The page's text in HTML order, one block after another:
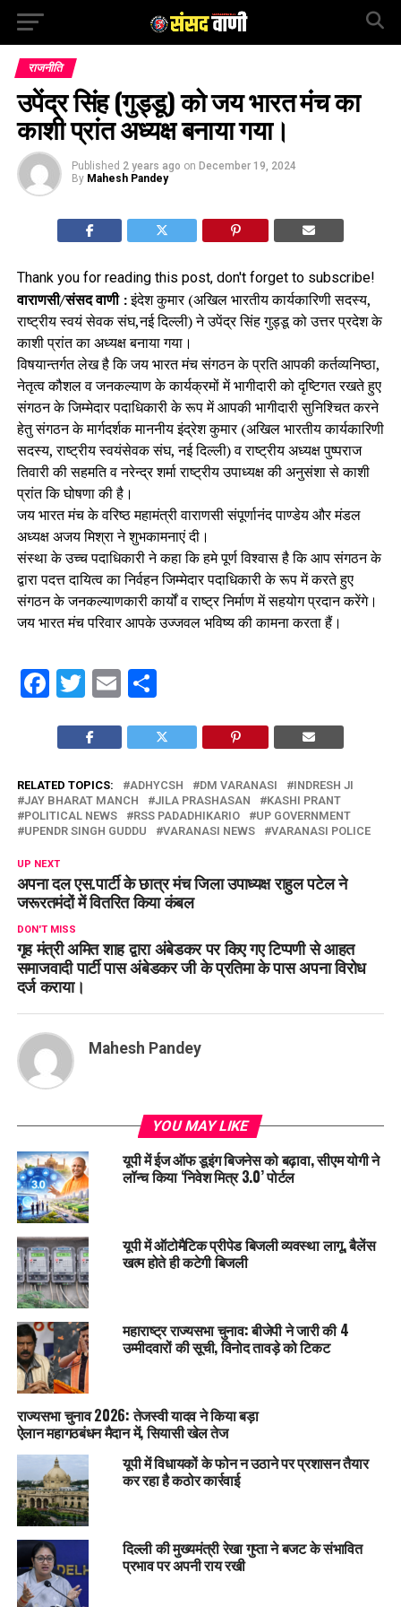
राजनीति
उपेंद्र सिंह (गुड्डू) को जय भारत मंच का
काशी प्रांत अध्यक्ष बनाया गया।
Published 2 years ago on December 19, 2024
By Mahesh Pandey
Thank you for reading this post, don't forget to subscribe!
वाराणसी/संसद वाणी :इंदेश कुमार (अखिल भारतीय कार्यकारिणी सदस्य,
राष्ट्रीय स्वयं सेवक संघ,नई दिल्ली) ने उपेंद्र सिंह गुड्डू को उत्तर प्रदेश के
काशी प्रांत का अध्यक्ष बनाया गया।
विषयान्तर्गत लेख है कि जय भारत मंच संगठन के प्रति आपकी कर्तव्यनिष्ठा,
नेतृत्व कौशल व जनकल्याण के कार्यक्रमों में भागीदारी को दृष्टिगत रखते हुए
संगठन के जिम्मेदार पदाधिकारी के रूप में आपकी भागीदारी सुनिश्चित करने
हेतु संगठन के मार्गदर्शक माननीय इंद्रेश कुमार (अखिल भारतीय कार्यकारिणी
सदस्य, राष्ट्रीय स्वयंसेवक संघ, नई दिल्ली) व राष्ट्रीय अध्यक्ष पुष्पराज
तिवारी की सहमति व नरेन्द्र शर्मा राष्ट्रीय उपाध्यक्ष की अनुसंशा से काशी
प्रांत कि घोषणा की है।
जय भारत मंच के वरिष्ठ महामंत्री वाराणसी संपूर्णानंद पाण्डेय और मंडल
अध्यक्ष अजय मिश्रा ने शुभकामनाएं दी।
संस्था के उच्च पदाधिकारी ने कहा कि हमे पूर्ण विश्वास है कि आप संगठन के
द्वारा पदत्त दायित्व का निर्वहन जिम्मेदार पदाधिकारी के रूप में करते हुए
संगठन के जनकल्याणकारी कार्यों व राष्ट्र निर्माण में सहयोग प्रदान करेंगे।
जय भारत मंच परिवार आपके उज्जवल भविष्य की कामना करता हैं।
Facebook
Twitter
EmailShare
RELATED TOPICS: ADHYCSH DM VARANASI
INDRESH JI
JAY BHARAT MANCH
JILA PRASHASAN
KASHI PRANT
POLITICAL NEWS
RSS PADADHIKARIO
UP GOVERNMENT
UPENDR SINGH GUDDU
VARANASI NEWS VARANASI POLICE
UP NEXT
अपना दल एस.पार्टी के छात्र मंच जिला उपाध्यक्ष राहुल पटेल ने
जरूरतमंदों में वितरित किया कंबल
DON'T MISS
गृह मंत्री अमित शाह द्वारा अंबेडकर पर किए गए टिप्पणी से आहत
समाजवादी पार्टी पास अंबेडकर जी के प्रतिमा के पास अपना विरोध
दर्ज कराया।
Mahesh Pandey
YOU MAY LIKE
यूपी में ईज ऑफ डूइंग बिजनेस को बढ़ावा, सीएम योगी ने
लॉन्च किया ‘निवेश मित्र 3.0’ पोर्टल
यूपी में ऑटोमैटिक प्रीपेड बिजली व्यवस्था लागू, बैलेंस
खत्म होते ही कटेगी बिजली
महाराष्ट्र राज्यसभा चुनाव: बीजेपी ने जारी की 4
उम्मीदवारों की सूची, विनोद तावड़े को टिकट
राज्यसभा चुनाव 2026: तेजस्वी यादव ने किया बड़ा
ऐलान महागठबंधन मैदान में, सियासी खेल तेज
यूपी में विधायकों के फोन न उठाने पर प्रशासन तैयार
कर रहा है कठोर कार्रवाई
दिल्ली की मुख्यमंत्री रेखा गुप्ता ने बजट के संभावित
प्रभाव पर अपनी राय रखी